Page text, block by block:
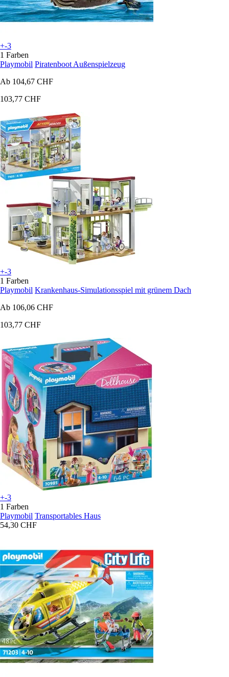
+-3
1 Farben
Playmobil Piratenboot Außenspielzeug
Ab 104,67 CHF
103,77 CHF
+-3
1 Farben
Playmobil Krankenhaus-Simulationsspiel mit grünem Dach
Ab 106,06 CHF
103,77 CHF
+-3
1 Farben
Playmobil Transportables Haus
54,30 CHF